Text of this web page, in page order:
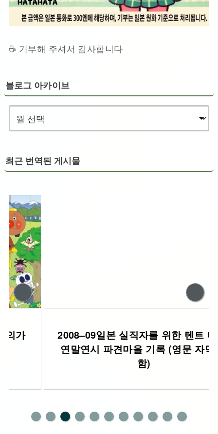
☕ 기부해 주셔서 감사합니다
블로그 아카이브
최근 번역된 게시물
2008–09일본 실직자를 위한 텐트 마을:
연말연시 파견마을 기록 (영문 자막 포